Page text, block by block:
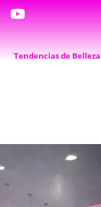
Tendencias de Belleza